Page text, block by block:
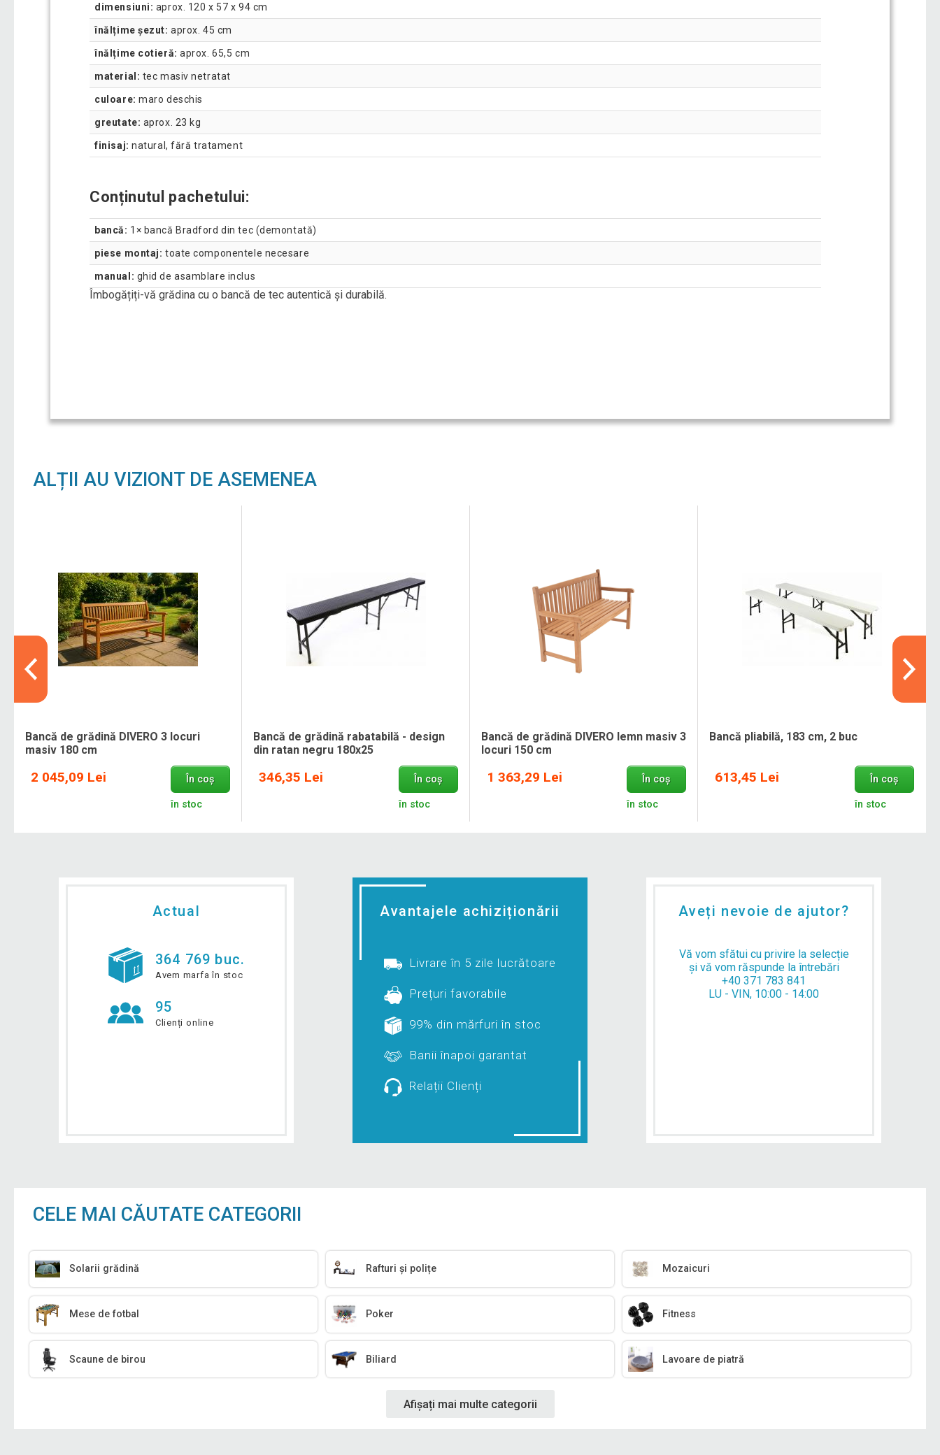
dimensiuni: aprox. 120 x 57 x 94 cm
înălțime șezut: aprox. 45 cm
înălțime cotieră: aprox. 65,5 cm
material: tec masiv netratat
culoare: maro deschis
greutate: aprox. 23 kg
finisaj: natural, fără tratament
Conținutul pachetului:
bancă: 1× bancă Bradford din tec (demontată)
piese montaj: toate componentele necesare
manual: ghid de asamblare inclus
Îmbogățiți-vă grădina cu o bancă de tec autentică și durabilă.
ALȚII AU VIZIONT DE ASEMENEA
Bancă de grădină DIVERO 3 locuri
masiv 180 cm
2 045,09 Lei În coș
în stoc
Bancă de grădină rabatabilă - design
din ratan negru 180x25
346,35 Lei În coș
în stoc
Bancă de grădină DIVERO lemn masiv 3
locuri 150 cm
1 363,29 Lei În coș
în stoc
Bancă pliabilă, 183 cm, 2 buc
613,45 Lei În coș
în stoc
Actual
364 769 buc.
Avem marfa în stoc
95
Clienți online
Avantajele achiziționării
Livrare în 5 zile lucrătoare
Prețuri favorabile
99% din mărfuri în stoc
Banii înapoi garantat
Relații Clienți
Aveți nevoie de ajutor?
Vă vom sfătui cu privire la selecție
și vă vom răspunde la întrebări
+40 371 783 841
LU - VIN, 10:00 - 14:00
CELE MAI CĂUTATE CATEGORII
Solarii grădină Rafturi și polițe Mozaicuri
Mese de fotbal Poker Fitness
Scaune de birou Biliard Lavoare de piatră
Afișați mai multe categorii